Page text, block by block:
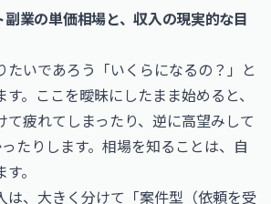
業の単価相場と、収入の現実的な目
たいであろう「いくらになるの？」と
。ここを曖昧にしたまま始めると、
て疲れてしまったり、逆に高望みして
たりします。相場を知ることは、自
。
は、大きく分けて「案件型（依頼を受